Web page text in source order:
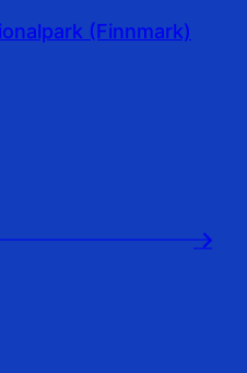
(Finnmark)
→